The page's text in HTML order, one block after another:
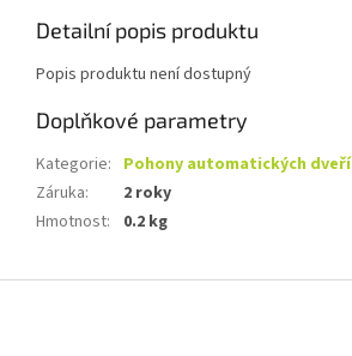
Detailní popis produktu
Popis produktu není dostupný
Doplňkové parametry
Kategorie: Pohony automatických dveří
Záruka:
2 roky
Hmotnost: 0.2 kg